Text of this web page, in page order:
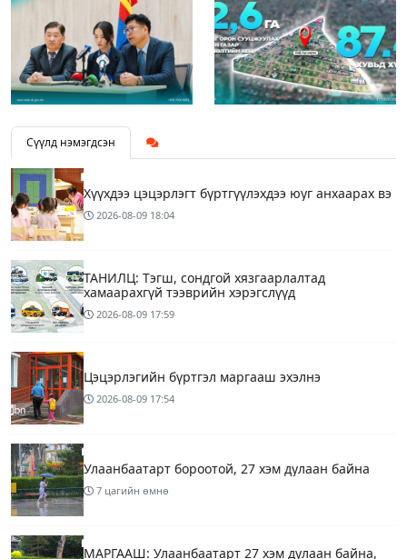
Сүүлд нэмэгдсэн
Хүүхдээ цэцэрлэгт бүртгүүлэхдээ юуг анхаарах вэ
2026-08-09 18:04
ТАНИЛЦ: Тэгш, сондгой хязгаарлалтад
хамаарахгүй тээврийн хэрэгслүүд
2026-08-09 17:59
Цэцэрлэгийн бүртгэл маргааш эхэлнэ
2026-08-09 17:54
Улаанбаатарт бороотой, 27 хэм дулаан байна
7 цагийн өмнө
МАРГААШ: Улаанбаатарт 27 хэм дулаан байна,